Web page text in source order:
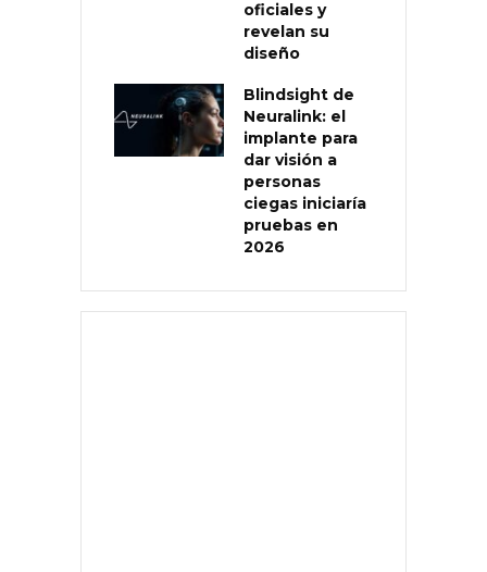
oficiales y
revelan su
diseño
Blindsight de
Neuralink: el
implante para
dar visión a
personas
ciegas iniciaría
pruebas en
2026